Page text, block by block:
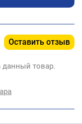
Оставить отзыв
данный товар.